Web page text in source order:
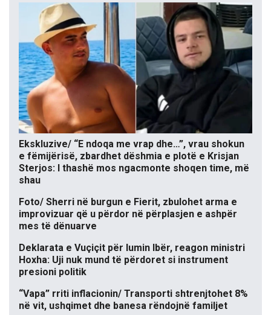
Ekskluzive/ “E ndoqa me vrap dhe…”, vrau shokun
e fëmijërisë, zbardhet dëshmia e plotë e Krisjan
Sterjos: I thashë mos ngacmonte shoqen time, më
shau
Foto/ Sherri në burgun e Fierit, zbulohet arma e
improvizuar që u përdor në përplasjen e ashpër
mes të dënuarve
Deklarata e Vuçiçit për lumin Ibër, reagon ministri
Hoxha: Uji nuk mund të përdoret si instrument
presioni politik
“Vapa” rriti inflacionin/ Transporti shtrenjtohet 8%
në vit, ushqimet dhe banesa rëndojnë familjet